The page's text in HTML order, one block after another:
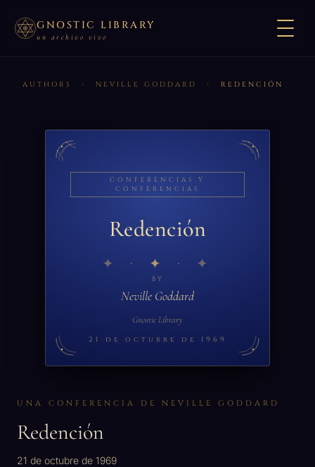
GNOSTIC LIBRARY
un archivo vivo
AUTHORS › NEVILLE GODDARD › REDENCIÓN
CONFERENCIAS Y
CONFERENCIAS
Redención
✦
BY
Neville Goddard
Gnostic Library
21 de octubre de 1969
UNA CONFERENCIA DE NEVILLE GODDARD
Redención
21 de octubre de 1969